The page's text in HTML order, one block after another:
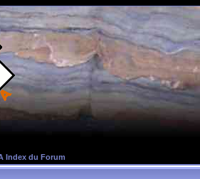
Index du Forum